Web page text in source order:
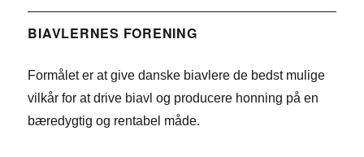
e
o
n
e
w
t
BIAVLERNES FORENING
Formålet er at give danske biavlere de bedst mulige
vilkår for at drive biavl og producere honning på en
bæredygtig og rentabel måde.